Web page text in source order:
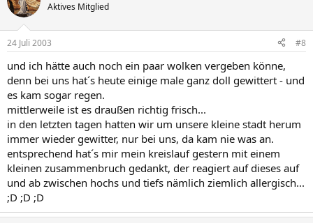
Aktives Mitglied
24 Juli 2003 #8
und ich hätte auch noch ein paar wolken vergeben könne,
denn bei uns hat´s heute einige male ganz doll gewittert - und
es kam sogar regen.
mittlerweile ist es draußen richtig frisch...
in den letzten tagen hatten wir um unsere kleine stadt herum
immer wieder gewitter, nur bei uns, da kam nie was an.
entsprechend hat´s mir mein kreislauf gestern mit einem
kleinen zusammenbruch gedankt, der reagiert auf dieses auf
und ab zwischen hochs und tiefs nämlich ziemlich allergisch...
;D ;D ;D